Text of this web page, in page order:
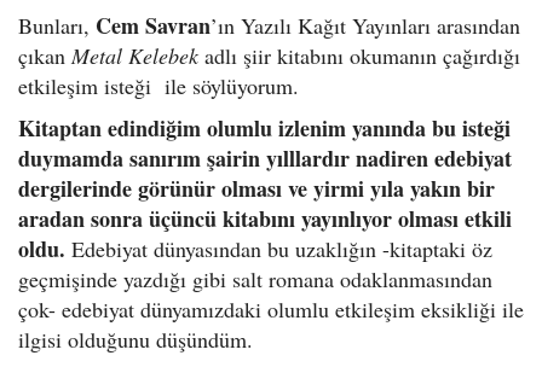
Bunları, Cem Savran’ın Yazılı Kağıt Yayınları arasından
çıkanMetal Kelebek adlı şiir kitabını okumanın çağırdığı
etkileşim isteği ile söylüyorum.
Kitaptan edindiğim olumlu izlenim yanında bu isteği
duymamda sanırım şairin yılllardır nadiren edebiyat
dergilerinde görünür olması ve yirmi yıla yakın bir
aradan sonra üçüncü kitabını yayınlıyor olması etkili
oldu. Edebiyat dünyasından bu uzaklığın -kitaptaki öz
geçmişinde yazdığı gibi salt romana odaklanmasından
çok- edebiyat dünyamızdaki olumlu etkileşim eksikliği ile
ilgisi olduğunu düşündüm.